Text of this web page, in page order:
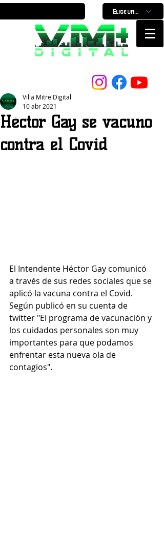
Elige un horario
Héctor Gay se vacuno
contra el Covid
Villa Mitre Digital
10 abr 2021
El Intendente Héctor Gay comunicó
a través de sus redes sociales que se
aplicó la vacuna contra el Covid.
Según publicó en su cuenta de
twitter "El programa de vacunación y
los cuidados personales son muy
importantes para que podamos
enfrentar esta nueva ola de
contagios".